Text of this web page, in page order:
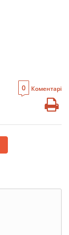
0 Коментарі